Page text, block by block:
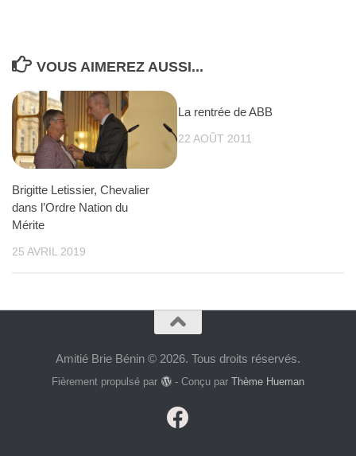
VOUS AIMEREZ AUSSI...
Brigitte Letissier, Chevalier
dans l’Ordre Nation du
Mérite
25 AVRIL 2019
La rentrée de ABB
22 AOÛT 2011
Amitié Brie Bénin © 2026. Tous droits réservés.
Fièrement propulsé par - Conçu par Thème Hueman